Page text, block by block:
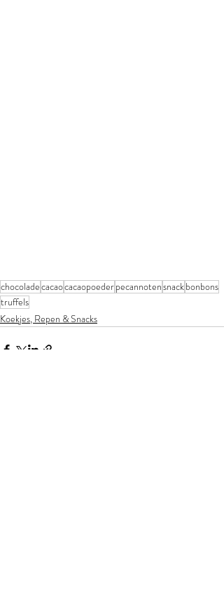
chocoladecacaocacaopoederpecannotensnackbonbons
truffels
Koekjes, Repen & Snacks